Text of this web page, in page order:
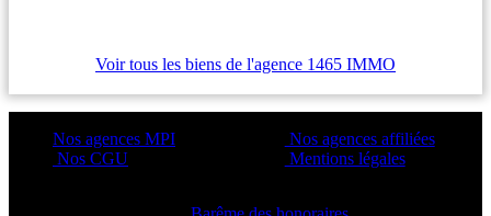
Voir tous les biens de l'agence 1465 IMMO
Nos agences MPI
Nos CGU
Nos agences affiliées
Mentions légales